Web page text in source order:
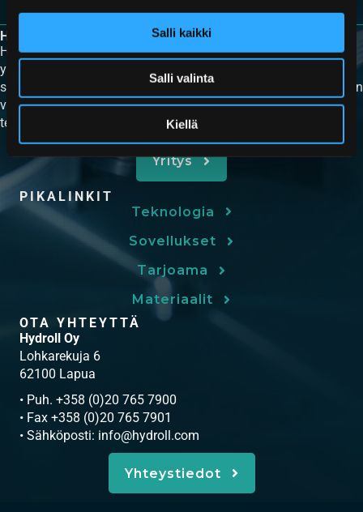
Salli kaikki
Salli valinta
Kiellä
HYDROLL
Hydroll on ainoana yrityksenä maailmassa keskittynyt
yksinomaan korkealaatuisten mäntätoimiseen painevaraajien
suunnitteluun ja valmistukseen. Mäntätoimisten painevaraajien
valmistajana ja toimittajana Hydroll on paras valinta
teknologiakumppaniksi.
Yritys
PIKALINKIT
Teknologia
Sovellukset
Tarjoama
Materiaalit
OTA YHTEYTTÄ
Hydroll Oy
Lohkarekuja 6
62100 Lapua
• Puh. +358 (0)20 765 7900
• Fax +358 (0)20 765 7901
• Sähköposti: info@hydroll.com
Yhteystiedot